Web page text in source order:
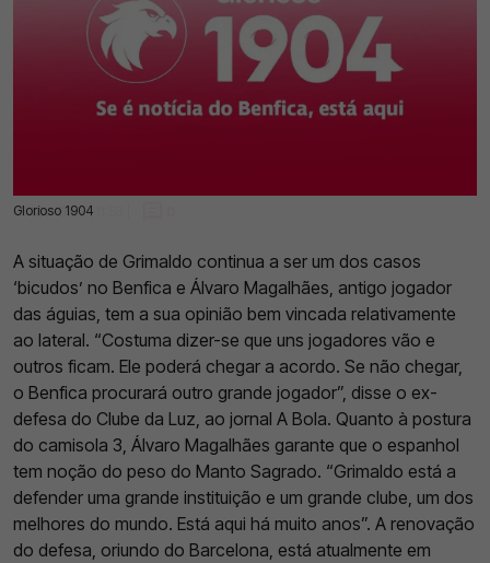
Glorioso 1904
03 Mar 2023 | 11:53 |
A situação de Grimaldo continua a ser um dos casos
‘bicudos’ no Benfica e Álvaro Magalhães, antigo jogador
das águias, tem a sua opinião bem vincada relativamente
ao lateral. “Costuma dizer-se que uns jogadores vão e
outros ficam. Ele poderá chegar a acordo. Se não chegar,
o Benfica procurará outro grande jogador”, disse o ex-
defesa do Clube da Luz, ao jornal A Bola. Quanto à postura
do camisola 3, Álvaro Magalhães garante que o espanhol
tem noção do peso do Manto Sagrado. “Grimaldo está a
defender uma grande instituição e um grande clube, um dos
melhores do mundo. Está aqui há muito anos”. A renovação
do defesa, oriundo do Barcelona, está atualmente em